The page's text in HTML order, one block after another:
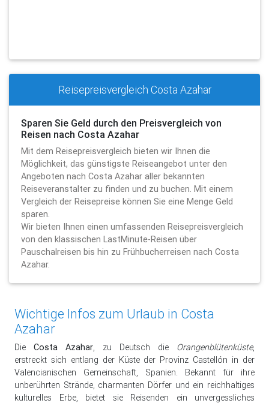
Reisepreisvergleich Costa Azahar
Sparen Sie Geld durch den Preisvergleich von
Reisen nach Costa Azahar
Mit dem Reisepreisvergleich bieten wir Ihnen die
Möglichkeit, das günstigste Reiseangebot unter den
Angeboten nach Costa Azahar aller bekannten
Reiseveranstalter zu finden und zu buchen. Mit einem
Vergleich der Reisepreise können Sie eine Menge Geld
sparen.
Wir bieten Ihnen einen umfassenden Reisepreisvergleich
von den klassischen LastMinute-Reisen über
Pauschalreisen bis hin zu Frühbucherreisen nach Costa
Azahar.
Wichtige Infos zum Urlaub in Costa
Azahar
Die Costa Azahar, zu Deutsch die Orangenblütenküste,
erstreckt sich entlang der Küste der Provinz Castellón in der
Valencianischen Gemeinschaft, Spanien. Bekannt für ihre
unberührten Strände, charmanten Dörfer und ein reichhaltiges
kulturelles Erbe, bietet sie Reisenden ein unvergessliches